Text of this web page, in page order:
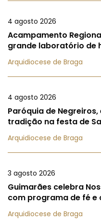
4 agosto 2026
Acampamento
grande laboratório de
Arquidiocese de Braga
4 agosto 2026
Paróquia de
tradição na festa de
Arquidiocese de Braga
3 agosto 2026
Guimarães celebra
com programa de fé e
Arquidiocese de Braga